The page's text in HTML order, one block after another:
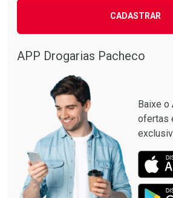
Comprar sem Desconto
Comprar sem DescontoCADASTRAR
APP Drogarias Pacheco
Baixe o
ofertas